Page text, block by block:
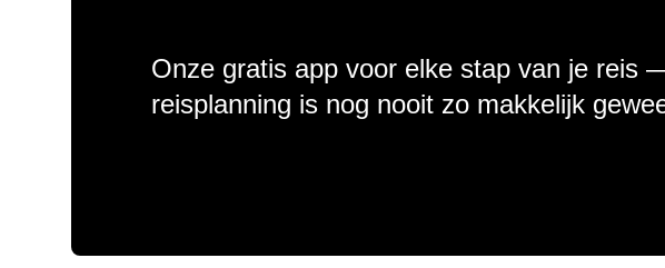
Onze gratis app voor elke stap van je reis
reisplanning is nog nooit zo makkelijk